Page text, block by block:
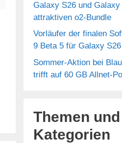
Galaxy S26 und Galaxy
attraktiven o2-Bundle
Vorläufer der finalen
9 Beta 5 für Galaxy
Sommer-Aktion bei
trifft auf 60 GB Allnet-
Themen und
Kategorien